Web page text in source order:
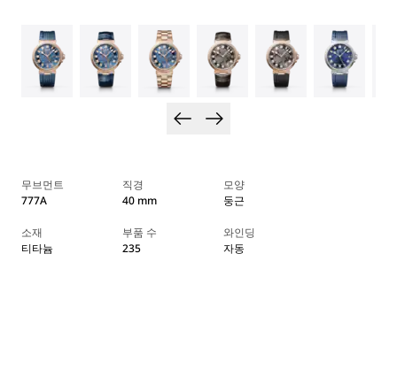
무브먼트
777A
직경
40 mm
모양
둥근
소재
티타늄
부품 수
235
와인딩
자동